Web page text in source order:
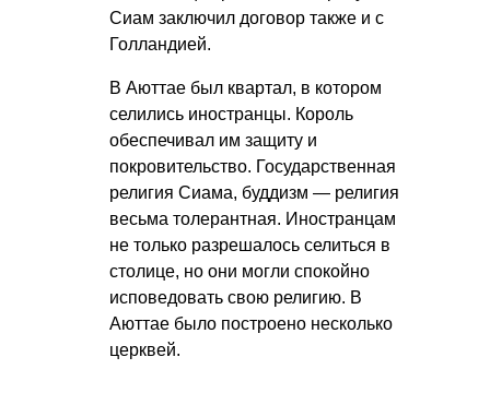
Сиам заключил договор также и с
Голландией.
В Аюттае был квартал, в котором
селились иностранцы. Король
обеспечивал им защиту и
покровительство. Государственная
религия Сиама, буддизм — религия
весьма толерантная. Иностранцам
не только разрешалось селиться в
столице, но они могли спокойно
исповедовать свою религию. В
Аюттае было построено несколько
церквей.